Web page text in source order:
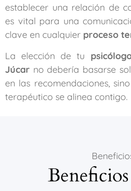
establecer una relación de
es vital para una
clave en cualquier proceso
La elección de tu
Júcar no debería basarse
en las recomendaciones,
terapéutico se alinea contigo.